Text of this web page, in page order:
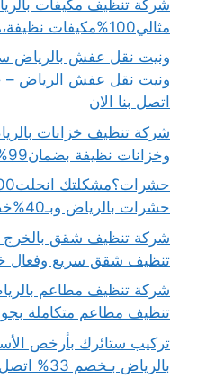
مثالي100%مكيفات نظيفة،هواء نقي اتصل بنا الان
ونيت نقل عفش بالرياض
اتصل بنا الان
وخزانات نظيفة بضمان99%لـتنظيف وتعقيم الخزانات
حشرات بالرياض وبـ40%خصم فوري
شركة تنظيف شقق بالخرج
تنظيف شقق سريع وفعال
تنظيف مطاعم متكاملة بجودة 100% اتصل بنا
تركيب ستائرك بأرخص
بالرياض بـخصم 33% اتصل بنا الان